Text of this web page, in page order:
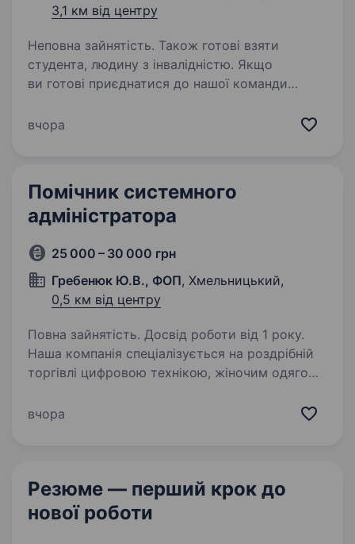
3,1 км від центру
Неповна зайнятість. Також готові взяти
студента, людину з інвалідністю. Якщо
ви готові приєднатися до нашої команди
ЗАТЕЛЕФОНУЙТЕ ЗА НОМЕРОМ
вчора
Помічник системного
адміністратора
25 000 – 30 000 грн
Гребенюк Ю.В., ФОП, Хмельницький,
0,5 км від центру
Повна зайнятість. Досвід роботи від 1 року.
Наша компанія спеціалізується на роздрібній
торгівлі цифровою технікою, жіночим одягом
роздрібних магазинів по всій Україні,
вчора
Резюме — перший крок до
нової роботи